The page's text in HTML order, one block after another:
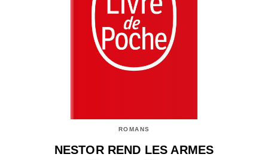
ROMANS
NESTOR REND LES ARMES